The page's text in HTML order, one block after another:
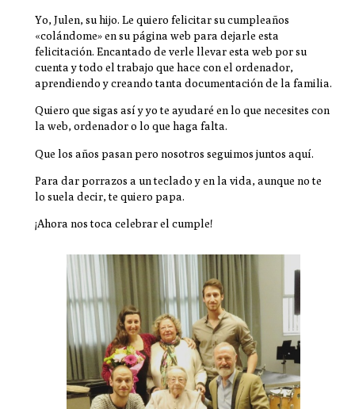
Yo, Julen, su hijo. Le quiero felicitar su cumpleaños
«colándome» en su página web para dejarle esta
felicitación. Encantado de verle llevar esta web por su
cuenta y todo el trabajo que hace con el ordenador,
aprendiendo y creando tanta documentación de la familia.
Quiero que sigas así y yo te ayudaré en lo que necesites con
la web, ordenador o lo que haga falta.
Que los años pasan pero nosotros seguimos juntos aquí.
Para dar porrazos a un teclado y en la vida, aunque no te
lo suela decir, te quiero papa.
¡Ahora nos toca celebrar el cumple!